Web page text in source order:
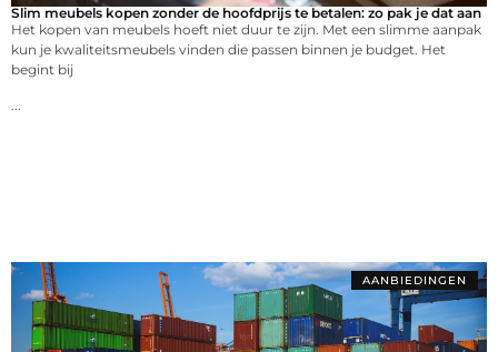
Slim meubels kopen zonder de hoofdprijs te betalen: zo pak je dat aan
Het kopen van meubels hoeft niet duur te zijn. Met een slimme aanpak
kun je kwaliteitsmeubels vinden die passen binnen je budget. Het
begint bij
...
AANBIEDINGEN